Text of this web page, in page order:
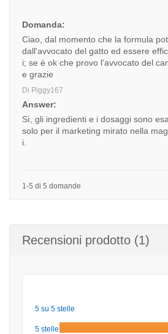
Domanda:
Ciao, dal momento che la formula
dall'avvocato del gatto ed essere
i; se è ok che provo l'avvocato del
e grazie
Di Piggy167
Answer:
Sì, gli ingredienti e i dosaggi sono
solo per il marketing mirato nella
i.
1-5 di 5 domande
Recensioni prodotto (1)
5 su 5 stelle
5 stelle